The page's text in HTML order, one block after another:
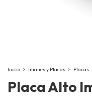
Inicio > Imanes y Placas > Placas
Placa Alto